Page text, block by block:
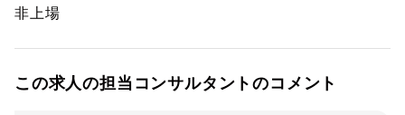
非上場
この求人の担当コンサルタントのコメント